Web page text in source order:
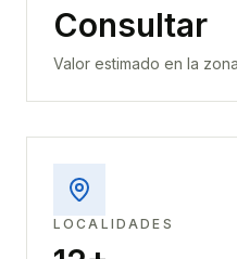
Consultar
Valor estimado en la zona
LOCALIDADES